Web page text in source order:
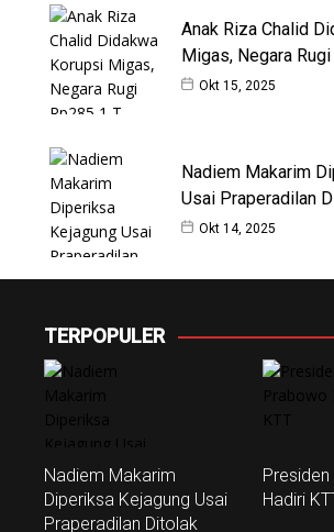
Anak Riza Chalid
Migas, Negara
Okt 15, 2025
Nadiem Makarim
Usai Praperadilan
Okt 14, 2025
TERPOPULER
Nadiem Makarim
Diperiksa Kejagung Usai
Praperadilan Ditolak
Hadiri